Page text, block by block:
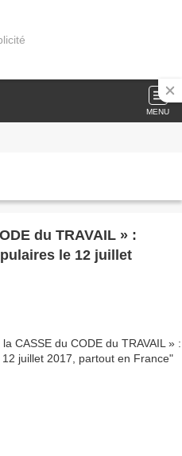
MENU
du TRAVAIL » :
le 12 juillet